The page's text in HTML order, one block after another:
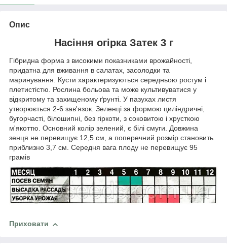
Опис
Насіння огірка Затек 3 г
Гібридна форма з високими показниками врожайності,
придатна для вживання в салатах, засолодки та
маринування. Кусти характеризуються середньою ростум і
плетистістю. Рослина больова та може культивуватися у
відкритому та захищеному ґрунті. У пазухах листя
утворюється 2-6 зав'язок. Зеленці за формою циліндричні,
бугорчасті, білошипні, без гіркоти, з соковитою і хрусткою
м'якоттю. Основний колір зелений, є білі смуги. Довжина
зенця не перевищує 12,5 см, а поперечний розмір становить
приблизно 3,7 см. Середня вага плоду не перевищує 95
грамів
Приховати